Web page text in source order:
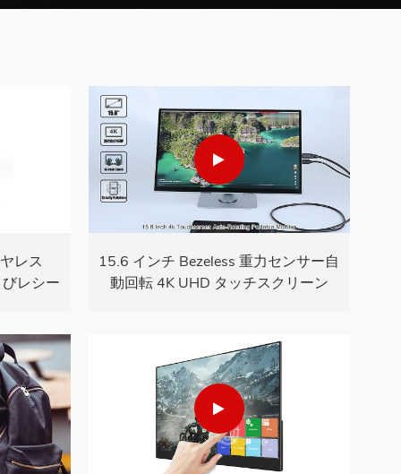
レス
レシー
15.6 インチ Bezeless 重力センサー自
動回転 4K UHD タッチスクリーン